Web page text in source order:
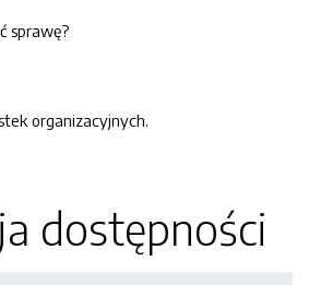
sprawę?
organizacyjnych.
dostępności